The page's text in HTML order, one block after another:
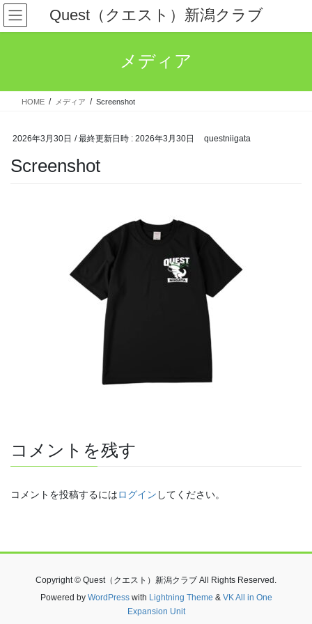
コ
ン
テ
ス
ナ
ビ
ゲ
ン
Quest（クエスト）新潟クラブ
メディア
HOME メディア Screenshot
2026年3月30日 / 最終更新日時 : 2026年3月30日 questniigata
Screenshot
コメントを残す
コメントを投稿するにはログイン してください。
Copyright © Quest（クエスト）新潟クラブ All Rights Reserved.
Powered by WordPresswith Lightning Theme & VK All in One
Expansion Unit